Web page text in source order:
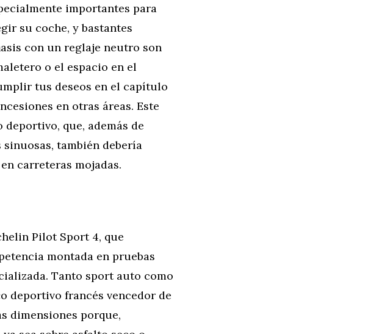
importantes para
su coche, y bastantes
con un reglaje neutro son
o el espacio en el
tus deseos en el capítulo
en otras áreas. Este
que, además de
también debería
carreteras mojadas.
Pilot Sport 4, que
montada en pruebas
Tanto sport auto como
deportivo francés vencedor de
dimensiones porque,